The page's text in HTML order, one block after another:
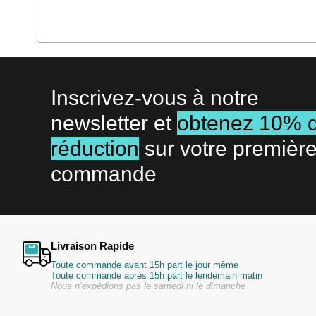
Inscrivez-vous à notre
newsletter et obtenez 10%
réduction sur votre première
commande
Livraison Rapide
Toute commande avant 15h part le jour même
Toute commande après 15h part le lendemain matin
Nous n’expédions pas le samedi ni le dimanche